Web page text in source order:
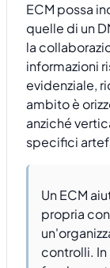
ECM possa
quelle di un
la
informazioni
evidenziale,
ambito è
anziché
specifici
Un ECM
propria
controlli.